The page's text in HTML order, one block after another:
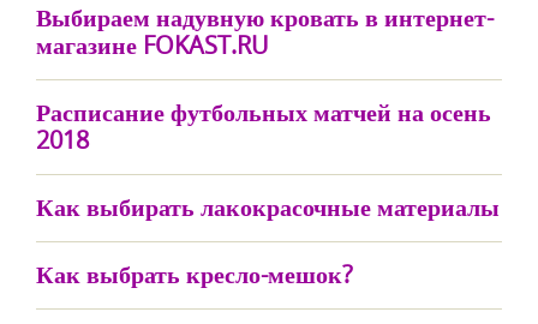
Выбираем надувную кровать в интернет-
магазине FOKAST.RU
Расписание футбольных матчей на осень
2018
Как выбирать лакокрасочные материалы
Как выбрать кресло-мешок?